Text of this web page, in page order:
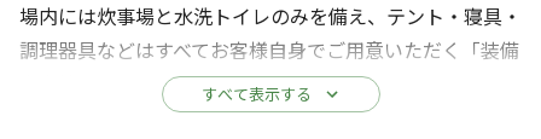
場内には炊事場と水洗トイレのみを備え、テント・寝具・
調理器具などはすべてお客様自身でご用意いただく「装備
完全持ち込み」のスタイル。
設備に頼らず自然と向き合う、キャンプ経験者・熟練者向
すべて表示する